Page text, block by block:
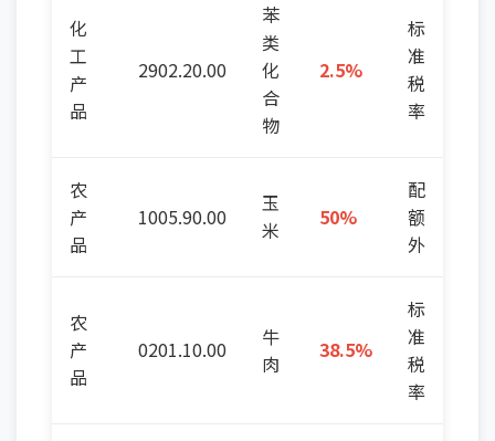
化
工
产
品
2902.20.00
苯
类
化
合
物
2.5%
标
准
税
率
农
产
品
1005.90.00
玉
米
50%
配
额
外
农
产
品
0201.10.00
牛
肉
38.5%
标
准
税
率